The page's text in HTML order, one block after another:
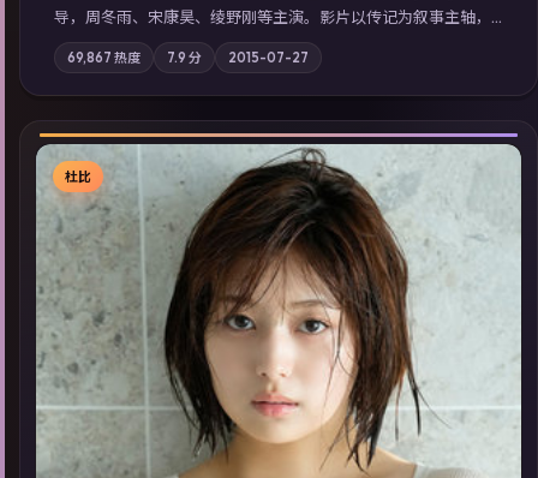
导，周冬雨、宋康昊、绫野刚等主演。影片以传记为叙事主轴，
记忆碎片重组后，主角发现自己从未活过“真实”的一天；摄影与
配乐强化地域气质；站内亦可通过「国产免费观看高清电视剧在
线看」延展检索同类型高分佳作，畅享高清在线追剧体验。
69,867 热度 7.9 分 2015-07-27
杜比